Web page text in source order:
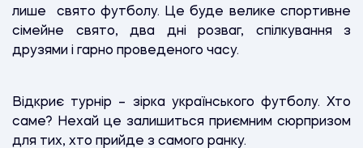
лише свято футболу. Це буде велике спортивне
сімейне свято, два дні розваг, спілкування з
друзями і гарно проведеного часу.
Відкриє турнір – зірка українського футболу. Хто
саме? Нехай це залишиться приємним сюрпризом
для тих, хто прийде з самого ранку.